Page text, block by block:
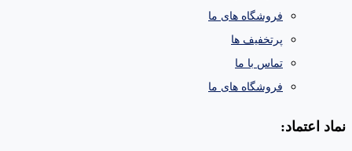
فروشگاه های ما
پرتخفیف ها
تماس با ما
فروشگاه های ما
نماد اعتماد: